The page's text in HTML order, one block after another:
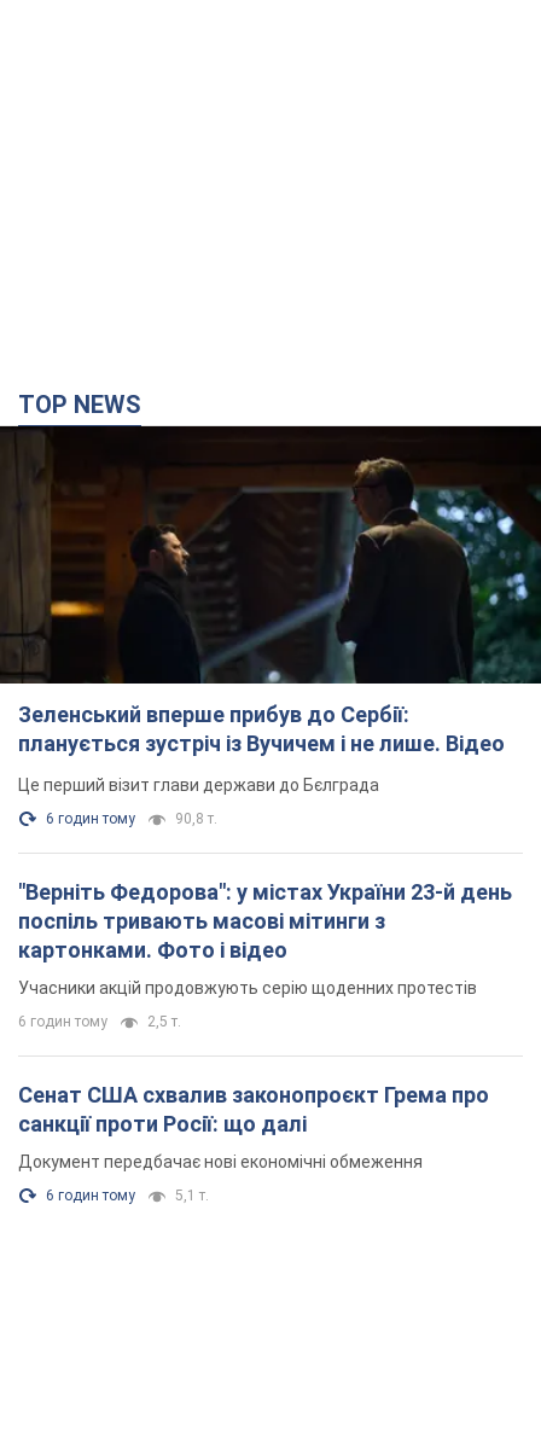
TOP NEWS
Зеленський вперше прибув до Сербії:
планується зустріч із Вучичем і не лише. Відео
Це перший візит глави держави до Бєлграда
6 годин тому 90,8 т.
"Верніть Федорова": у містах України 23-й день
поспіль тривають масові мітинги з
картонками. Фото і відео
Учасники акцій продовжують серію щоденних протестів
6 годин тому 2,5 т.
Сенат США схвалив законопроєкт Грема про
санкції проти Росії: що далі
Документ передбачає нові економічні обмеження
6 годин тому 5,1 т.